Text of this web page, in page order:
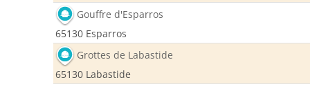
Gouffre d'Esparros
65130 Esparros
Grottes de Labastide
65130 Labastide